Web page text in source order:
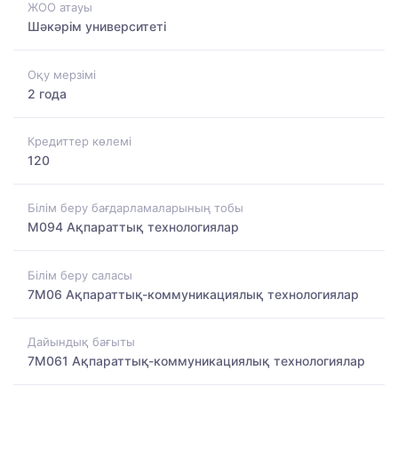
ЖОО атауы
Шәкәрім университеті
Оқу мерзімі
2 года
Кредиттер көлемі
120
Білім беру бағдарламаларының тобы
M094 Ақпараттық технологиялар
Білім беру саласы
7M06 Ақпараттық-коммуникациялық технологиялар
Дайындық бағыты
7M061 Ақпараттық-коммуникациялық технологиялар